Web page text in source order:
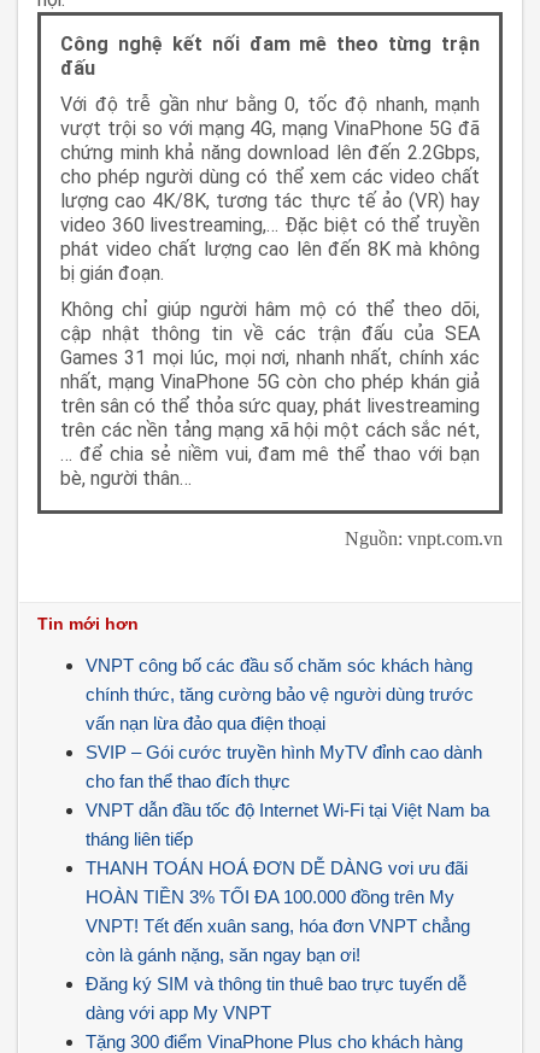
Công nghệ kết nối đam mê theo từng trận
đấu
Với độ trễ gần như bằng 0, tốc độ nhanh, mạnh
vượt trội so với mạng 4G, mạng VinaPhone 5G đã
chứng minh khả năng download lên đến 2.2Gbps,
cho phép người dùng có thể xem các video chất
lượng cao 4K/8K, tương tác thực tế ảo (VR) hay
video 360 livestreaming,… Đặc biệt có thể truyền
phát video chất lượng cao lên đến 8K mà không
bị gián đoạn.
Không chỉ giúp người hâm mộ có thể theo dõi,
cập nhật thông tin về các trận đấu của SEA
Games 31 mọi lúc, mọi nơi, nhanh nhất, chính xác
nhất, mạng VinaPhone 5G còn cho phép khán giả
trên sân có thể thỏa sức quay, phát livestreaming
trên các nền tảng mạng xã hội một cách sắc nét,
… để chia sẻ niềm vui, đam mê thể thao với bạn
bè, người thân…
Nguồn: vnpt.com.vn
Tin mới hơn
VNPT công bố các đầu số chăm sóc khách hàng
chính thức, tăng cường bảo vệ người dùng trước
vấn nạn lừa đảo qua điện thoại
SVIP – Gói cước truyền hình MyTV đỉnh cao dành
cho fan thể thao đích thực
VNPT dẫn đầu tốc độ Internet Wi-Fi tại Việt Nam ba
tháng liên tiếp
THANH TOÁN HOÁ ĐƠN DỄ DÀNG vơi ưu đãi
HOÀN TIỀN 3% TỐI ĐA 100.000 đồng trên My
VNPT! Tết đến xuân sang, hóa đơn VNPT chẳng
còn là gánh nặng, săn ngay bạn ơi!
Đăng ký SIM và thông tin thuê bao trực tuyến dễ
dàng với app My VNPT
Tặng 300 điểm VinaPhone Plus cho khách hàng